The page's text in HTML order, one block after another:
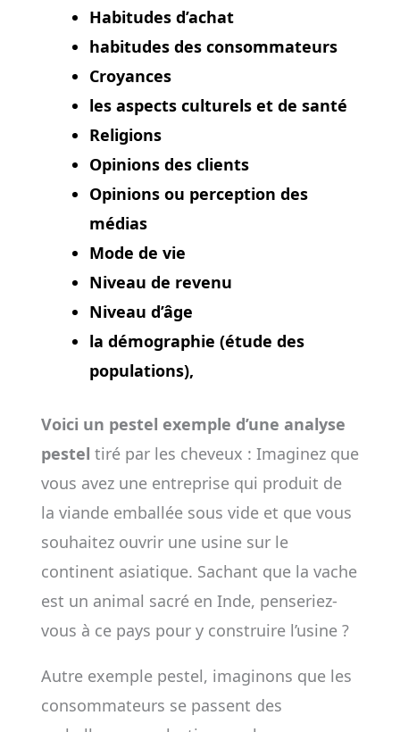
Habitudes d’achat
habitudes des consommateurs
Croyances
les aspects culturels et de santé
Religions
Opinions des clients
Opinions ou perception des
médias
Mode de vie
Niveau de revenu
Niveau d’âge
la démographie (étude des
populations),
Voici un pestel exemple d’une analyse
pestel tiré par les cheveux : Imaginez que
vous avez une entreprise qui produit de
la viande emballée sous vide et que vous
souhaitez ouvrir une usine sur le
continent asiatique. Sachant que la vache
est un animal sacré en Inde, penseriez-
vous à ce pays pour y construire l’usine ?
Autre exemple pestel, imaginons que les
consommateurs se passent des